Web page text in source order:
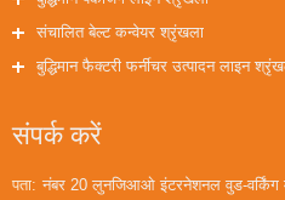
संचालित बेल्ट कन्वेयर श्रृंखला
बुद्धिमान फैक्टरी फर्नीचर उत्पादन लाइन
संपर्क करें
पता: नंबर 20 लुनजिआओ इंटरनेशनल वुड-वर्किंग